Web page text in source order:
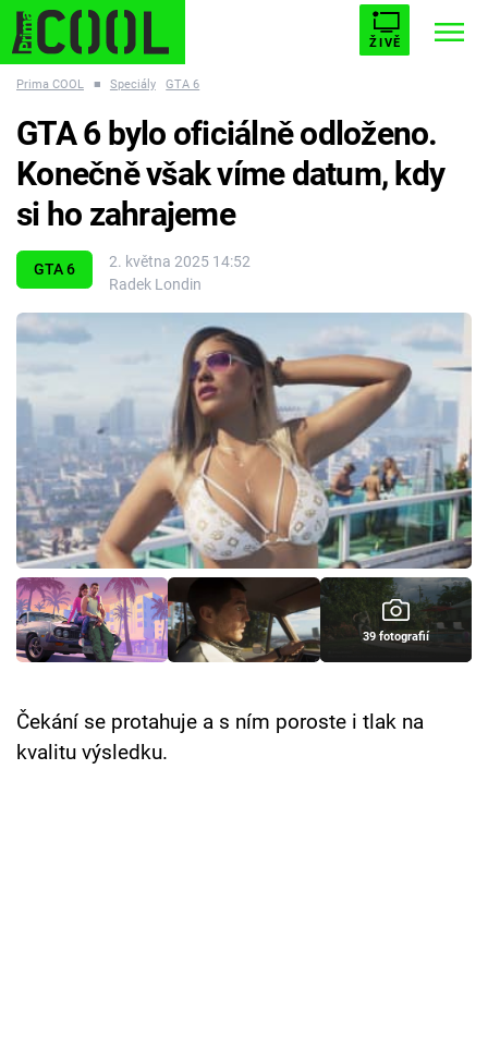
ŽIVĚ
ESCAPE PLNEJ KOTEL AVENGERS 5
Témata
Filmy
Hry
Cool Esport
Pořady
TV Program
Přihlášení
Prima COOL ■ Speciály GTA 6
GTA 6
2. května 2025 14:52
Radek Londin
GTA 6 bylo oficiálně odloženo.
Konečně však víme datum, kdy
si ho zahrajeme
39 fotografií
Čekání se protahuje a s ním poroste i tlak na
kvalitu výsledku.